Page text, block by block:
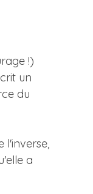
!)
un
du
l'inverse,
a